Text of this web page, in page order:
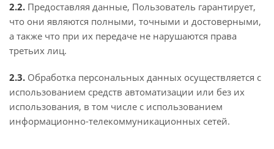
2.2. Предоставляя данные, Пользователь гарантирует,
что они являются полными, точными и достоверными,
а также что при их передаче не нарушаются права
третьих лиц.
2.3. Обработка персональных данных осуществляется с
использованием средств автоматизации или без их
использования, в том числе с использованием
информационно-телекоммуникационных сетей.